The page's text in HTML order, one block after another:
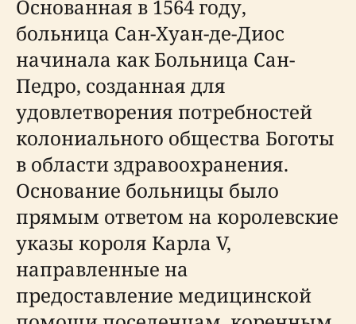
Основанная в 1564 году,
больница Сан-Хуан-де-Диос
начинала как Больница Сан-
Педро, созданная для
удовлетворения потребностей
колониального общества Боготы
в области здравоохранения.
Основание больницы было
прямым ответом на королевские
указы короля Карла V,
направленные на
предоставление медицинской